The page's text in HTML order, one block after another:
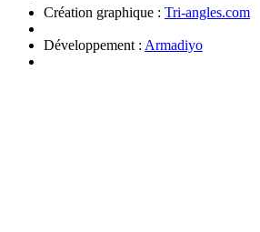
Création graphique : Tri-angles.com
Développement : Armadiyo